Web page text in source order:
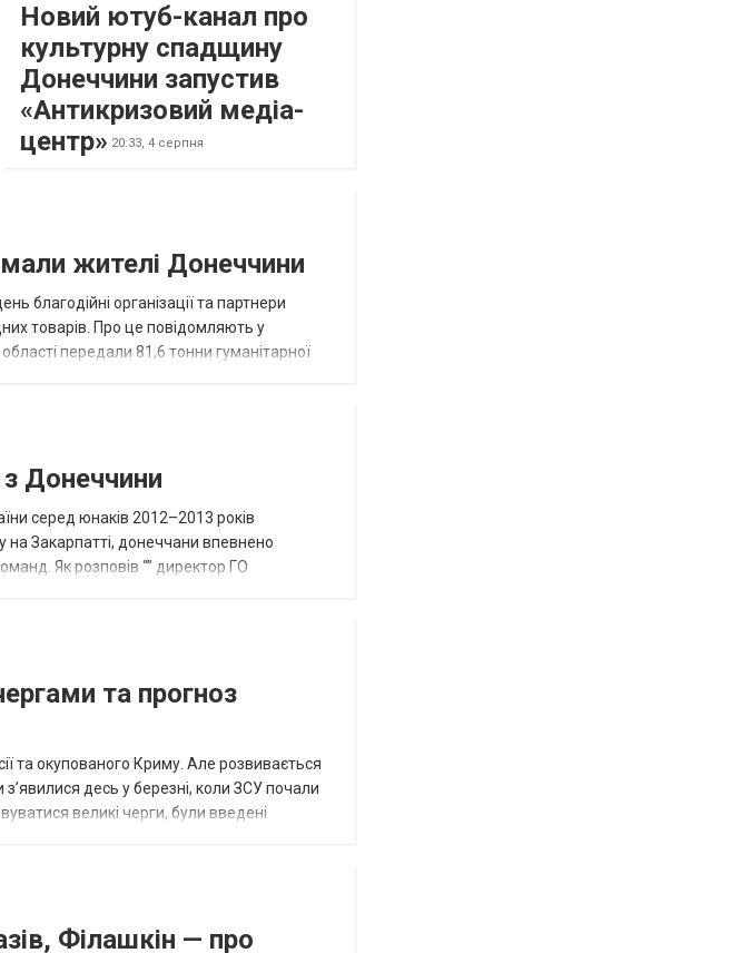
Новий ютуб-канал про
культурну спадщину
Донеччини запустив
«Антикризовий медіа-
центр» 20:33, 4 серпня
жителі Донеччини
благодійні організації та партнери
товарів. Про це повідомляють у
передали 81,6 тонни гуманітарної
з Донеччини
серед юнаків 2012–2013 років
на Закарпатті, донеччани впевнено
Як розповів “” директор ГО
та прогноз
та окупованого Криму. Але розвивається
десь у березні, коли ЗСУ почали
великі черги, були введені
Філашкін — про